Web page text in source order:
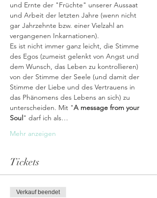
und Ernte der "Früchte" unserer Aussaat
und Arbeit der letzten Jahre (wenn nicht
gar Jahrzehnte bzw. einer Vielzahl an
vergangenen Inkarnationen).
Es ist nicht immer ganz leicht, die Stimme
des Egos (zumeist gelenkt von Angst und
dem Wunsch, das Leben zu kontrollieren)
von der Stimme der Seele (und damit der
Stimme der Liebe und des Vertrauens in
das Phänomens des Lebens an sich) zu
unterscheiden. Mit "A message from your
Soul" darf ich als…
Mehr anzeigen
Tickets
Verkauf beendet